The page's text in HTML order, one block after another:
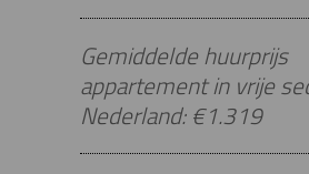
Gemiddelde huurprijs
appartement in vrije
Nederland: €1.319